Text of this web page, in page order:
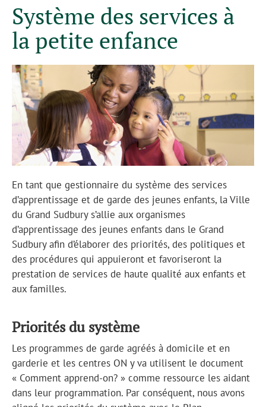
Système des services à
la petite enfance
En tant que gestionnaire du système des services
d’apprentissage et de garde des jeunes enfants, la Ville
du Grand Sudbury s’allie aux organismes
d’apprentissage des jeunes enfants dans le Grand
Sudbury afin d’élaborer des priorités, des politiques et
des procédures qui appuieront et favoriseront la
prestation de services de haute qualité aux enfants et
aux familles.
Priorités du système
Les programmes de garde agréés à domicile et en
garderie et les centres ON y va utilisent le document
« Comment apprend-on? » comme ressource les aidant
dans leur programmation. Par conséquent, nous avons